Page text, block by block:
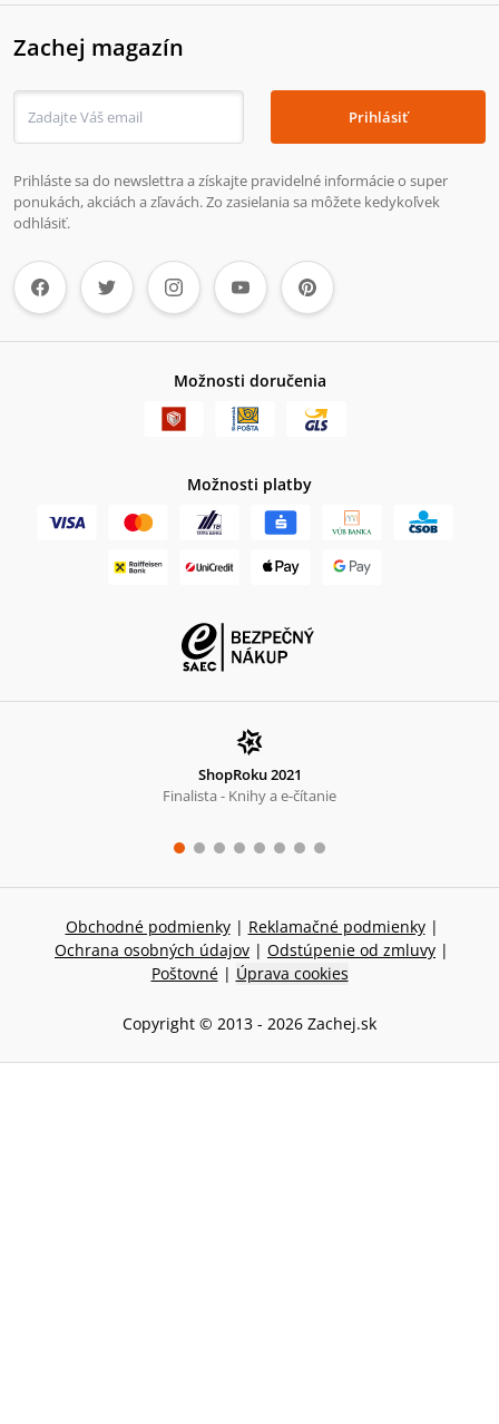
Zachej magazín
Prihlásiť
Prihláste sa do newslettra a získajte pravidelné informácie o super
ponukách, akciách a zľavách. Zo zasielania sa môžete kedykoľvek
odhlásiť.
Možnosti doručenia
Možnosti platby
ShopRoku 2021
Finalista - Knihy a e-čítanie
Obchodné podmienky | Reklamačné podmienky |
Ochrana osobných údajov | Odstúpenie od zmluvy |
Poštovné | Úprava cookies
Copyright © 2013 - 2026 Zachej.sk